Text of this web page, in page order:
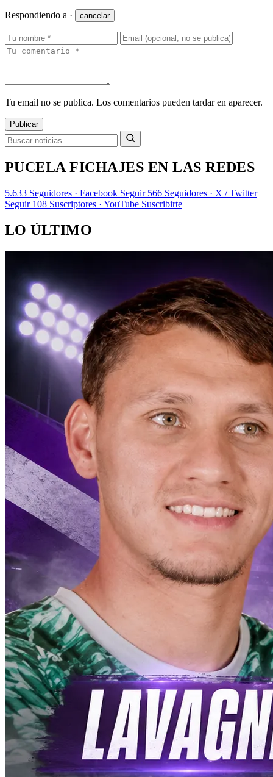
Respondiendo a · cancelar
Tu email no se publica. Los comentarios pueden tardar en aparecer.
Publicar
PUCELA FICHAJES EN LAS REDES
5.633 Seguidores · Facebook Seguir 566 Seguidores · X / Twitter
Seguir 108 Suscriptores · YouTube Suscribirte
LO ÚLTIMO